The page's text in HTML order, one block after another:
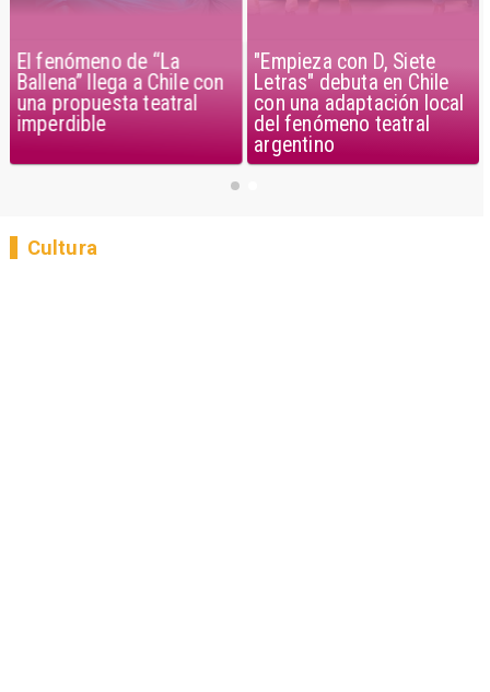
El fenómeno de “La
Ballena” llega a Chile con
una propuesta teatral
imperdible
"Empieza con D, Siete
Letras" debuta en Chile
con una adaptación local
del fenómeno teatral
argentino
Cultura